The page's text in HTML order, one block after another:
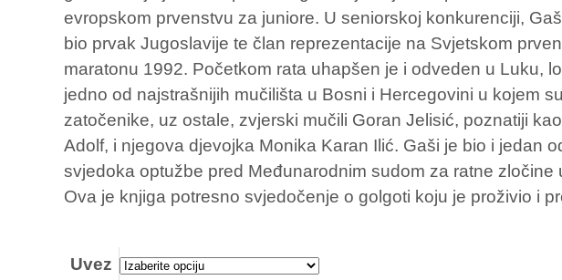
evropskom prvenstvu za juniore. U seniorskoj konkurenciji,
bio prvak Jugoslavije te član reprezentacije na Svjetskom
maratonu 1992. Početkom rata uhapšen je i odveden u Luku,
jedno od najstrašnijih mučilišta u Bosni i Hercegovini u kojem su
zatočenike, uz ostale, zvjerski mučili Goran Jelisić, poznatiji
Adolf, i njegova djevojka Monika Karan Ilić. Gaši je bio i jedan
svjedoka optužbe pred Međunarodnim sudom za ratne zločine
Ova je knjiga potresno svjedočenje o golgoti koju je proživio i
Uvez